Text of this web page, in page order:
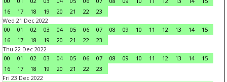
16
17 18 19 20 21 22
23
Wed 21 Dec 2022
00
01 02 03 04 05 06 07 08 09 10 11 12 13 14
15
16
17 18 19 20 21 22
23
Thu 22 Dec 2022
00
01 02 03 04 05 06 07 08 09 10 11 12 13 14
15
16
17 18 19 20 21 22
23
Fri 23 Dec 2022